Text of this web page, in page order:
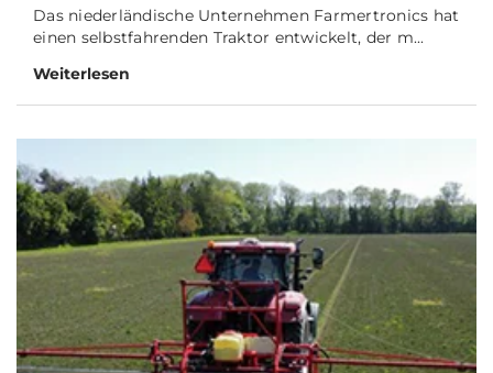
Das niederländische Unternehmen Farmertronics hat
einen selbstfahrenden Traktor entwickelt, der m...
Weiterlesen